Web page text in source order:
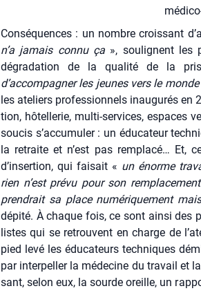
Consé­quences : un nombre crois­sant
n’a jamais connu ça », sou­lignent les
dégra­da­tion de la qua­li­té de la
d’accompagner les jeunes vers le
les ate­liers pro­fes­sion­nels inau­gu­rés en
tion, hôtel­le­rie, mul­ti-ser­vices, espaces
sou­cis s’accumuler : un édu­ca­teur
la retraite et n’est pas rem­pla­cé… Et,
d’insertion, qui fai­sait « un énorme
rien n’est pré­vu pour son
pren­drait sa place numé­ri­que­ment
dépi­té. À chaque fois, ce sont ain­si
listes qui se retrouvent en charge de
pied levé les édu­ca­teurs tech­niques
par inter­pel­ler la méde­cine du tra­vail et
sant, selon eux, la sourde oreille, un